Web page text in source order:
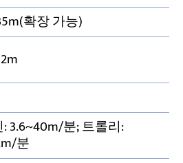
확장 가능)
3.6~40m/분; 트롤리:
분